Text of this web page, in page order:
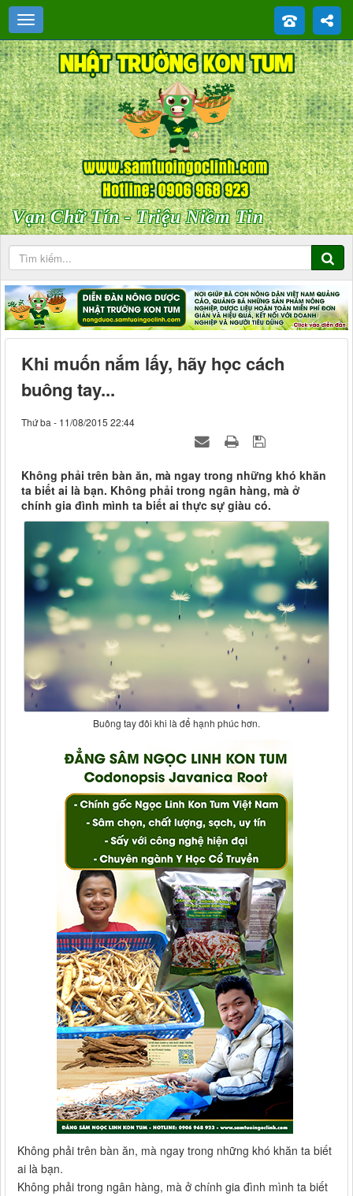
Vạn Chữ Tín - Triệu Niềm Tin
Khi muốn nắm lấy, hãy học cách
buông tay...
Thứ ba - 11/08/2015 22:44
Không phải trên bàn ăn, mà ngay trong những khó khăn
ta biết ai là bạn. Không phải trong ngân hàng, mà ở
chính gia đình mình ta biết ai thực sự giàu có.
Buông tay đôi khi là để hạnh phúc hơn.
Không phải trên bàn ăn, mà ngay trong những khó khăn ta biết
ai là bạn.
Không phải trong ngân hàng, mà ở chính gia đình mình ta biết